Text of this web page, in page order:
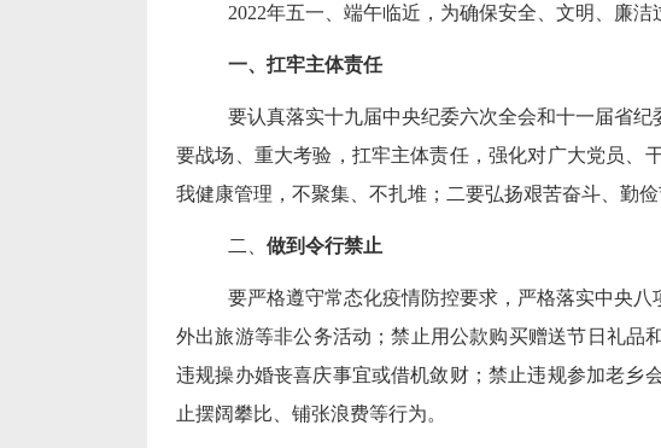
2022年五一、端午临近，为确保安全、文明、廉洁
一、扛牢主体责任
要认真落实十九届中央纪委六次全会和十一届省
要战场、重大考验，扛牢主体责任，强化对广大党员、
我健康管理，不聚集、不扎堆；二要弘扬艰苦奋斗、勤
二、 做到令行禁止
要严格遵守常态化疫情防控要求，严格落实中央
外出旅游等非公务活动；禁止用公款购买赠送节日礼品
违规操办婚丧喜庆事宜或借机敛财；禁止违规参加老乡
止摆阔攀比、铺张浪费等行为。